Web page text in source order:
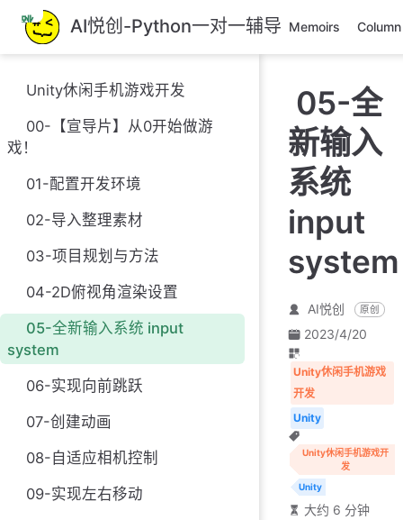
跳
至
主
內
AI悦创-Python一对一辅导 Memoirs Column
Unity休闲手机游戏开发
00-【宣导片】从0开始做游
戏！
01-配置开发环境
02-导入整理素材
03-项目规划与方法
04-2D俯视角渲染设置
05-全新输入系统 input
system
06-实现向前跳跃
07-创建动画
08-自适应相机控制
09-实现左右移动
05-全
新输入
系统
input
system
AI悦创 原创
2023/4/20
Unity休闲手机游戏
开发
Unity
Unity休闲手机游戏开
发
Unity
大约 6 分钟